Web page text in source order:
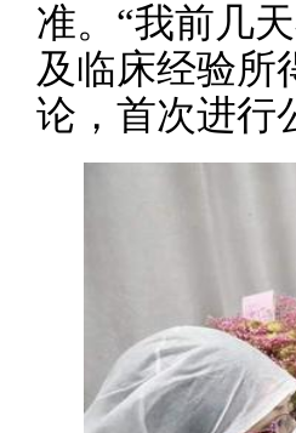
准。“我前几
及临床经验所
论，首次进行